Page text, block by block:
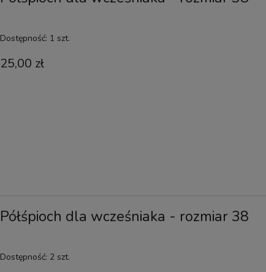
Dostępność: 1 szt.
25,00 zł
Półśpioch dla wcześniaka - rozmiar 38
Dostępność: 2 szt.